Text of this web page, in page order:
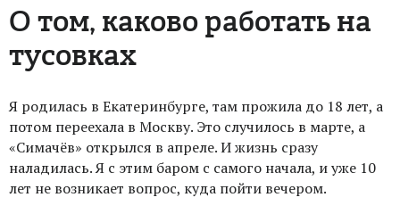
О том, каково работать на
тусовках
Я родилась в Екатеринбурге, там прожила до 18 лет, а
потом переехала в Москву. Это случилось в марте, а
«Симачёв» открылся в апреле. И жизнь сразу
наладилась. Я с этим баром с самого начала, и уже 10
лет не возникает вопрос, куда пойти вечером.